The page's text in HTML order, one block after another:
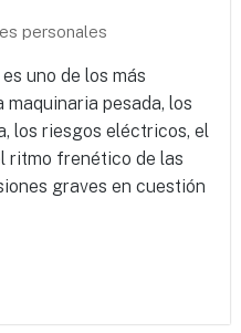
personales
uno de los más
maquinaria pesada, los
los riesgos eléctricos, el
ritmo frenético de las
graves en cuestión